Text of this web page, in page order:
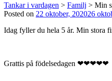
Tankar i vardagen > Familj > Min
Posted on 22 oktober, 202026
Idag fyller du hela 5 år. Min stora
Grattis på födelsedagen ❤❤❤❤❤